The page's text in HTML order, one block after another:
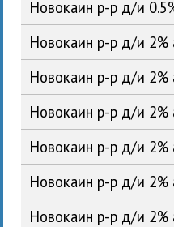
Новокаин р-р д/и
Новокаин р-р д/и
Новокаин р-р д/и
Новокаин р-р д/и
Новокаин р-р д/и
Новокаин р-р д/и
Новокаин р-р д/и